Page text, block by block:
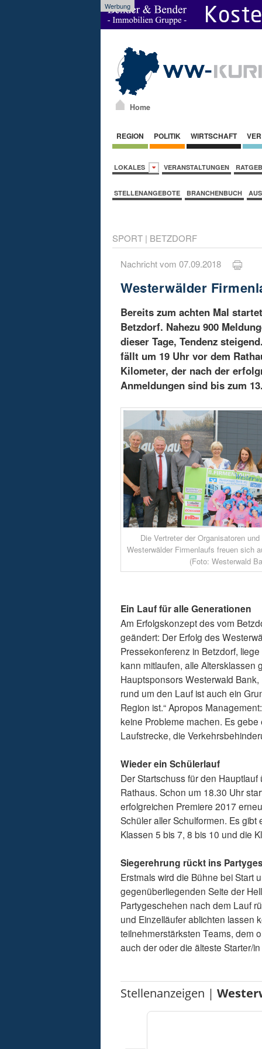
Werbung
Home
REGION POLITIK WIRTSCHAFT
LOKALES VERANSTALTUNGEN
STELLENANGEBOTE BRANCHENBUCH
SPORT | BETZDORF
Nachricht vom 07.09.2018
Westerwälder
Bereits zum achten Mal
Betzdorf. Nahezu 900
dieser Tage, Tendenz
fällt um 19 Uhr vor dem
Kilometer, der nach der
Anmeldungen sind bis zum
Die Vertreter der Organisatoren
Westerwälder Firmenlaufs freuen sich
(Foto: Westerwald
Ein Lauf für alle Generationen
Am Erfolgskonzept des vom
geändert: Der Erfolg des
Pressekonferenz in Betzdorf,
kann mitlaufen, alle Altersklassen
Hauptsponsors Westerwald
rund um den Lauf ist auch ein
Region ist.“ Apropos
keine Probleme machen. Es
Laufstrecke, die
Wieder ein Schülerlauf
Der Startschuss für den
Rathaus. Schon um 18.30 Uhr
erfolgreichen Premiere 2017
Schüler aller Schulformen. Es
Klassen 5 bis 7, 8 bis 10 und die
Siegerehrung rückt ins
Erstmals wird die Bühne bei Start
gegenüberliegenden Seite der
Partygeschehen nach dem Lauf
und Einzelläufer ablichten lassen
teilnehmerstärksten Teams, dem
auch der oder die älteste Starter/
Stellenanzeigen |